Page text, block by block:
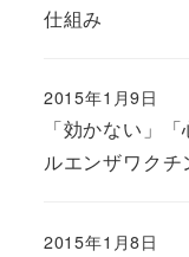
仕組み
「効かない」
ルエンザワクチ
2015年1月9日
2015年1月8日